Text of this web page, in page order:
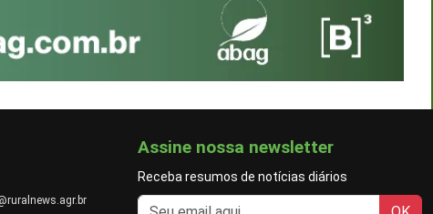
Assine nossa newsletter
Receba resumos de notícias diários